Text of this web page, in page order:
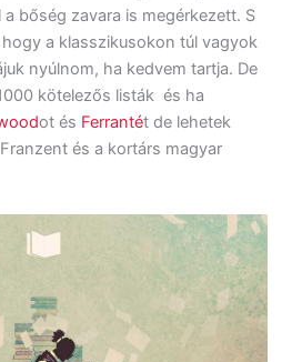
bőség zavara is megérkezett. S
a klasszikusokon túl vagyok
nyúlnom, ha kedvem tartja. De
kötelezős listák és ha
ot és Ferrantét de lehetek
és a kortárs magyar